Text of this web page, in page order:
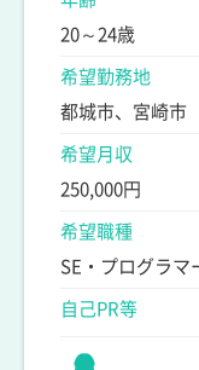
20～24歳
希望勤務地
都城市、宮崎市
希望月収
250,000円
希望職種
SE・プログラマ
自己PR等